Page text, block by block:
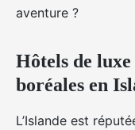
aventure ?
Hôtels de
boréales en
L’Islande est